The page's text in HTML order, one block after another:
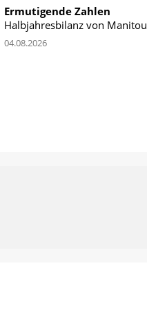
Ermutigende Zahlen
Halbjahresbilanz von Manitou
04.08.2026